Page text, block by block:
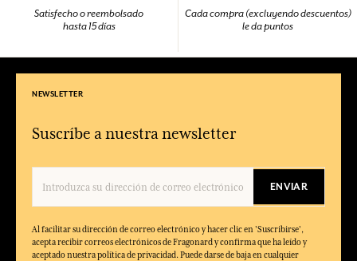
Satisfecho o reembolsado
hasta 15 días
Cada compra (excluyendo descuentos)
le da puntos
NEWSLETTER
Suscríbe a nuestra newsletter
ENVIAR
Al facilitar su dirección de correo electrónico y hacer clic en 'Suscribirse',
acepta recibir correos electrónicos de Fragonard y confirma que ha leído y
aceptado nuestra política de privacidad. Puede darse de baja en cualquier